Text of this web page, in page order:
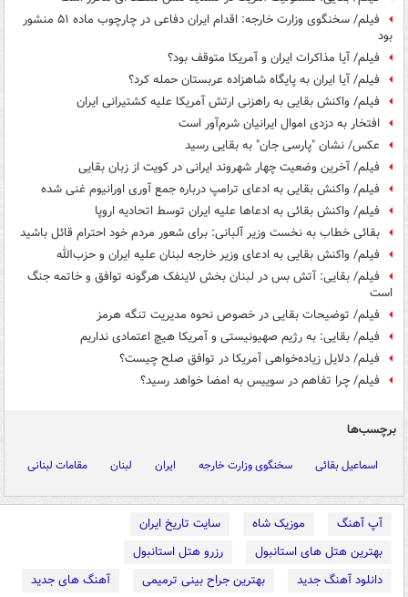
فیلم/ سخنگوی وزارت خارجه: اقدام ایران دفاعی در چارچوب ماده ۵۱ منشور
بود
فیلم/ آیا مذاکرات ایران و آمریکا متوقف بود؟
فیلم/ آیا ایران به پایگاه شاهزاده عربستان حمله کرد؟
فیلم/ واکنش بقایی به راهزنی ارتش آمریکا علیه کشتیرانی ایران
افتخار به دزدی اموال ایرانیان شرم‌آور است
عکس/ نشان "پارسی جان" به بقایی رسید
فیلم/ آخرین وضعیت چهار شهروند ایرانی در کویت از زبان بقایی
فیلم/ واکنش بقایی به ادعای ترامپ درباره جمع آوری اورانیوم غنی شده
فیلم/ واکنش بقائی به ادعاها علیه ایران توسط اتحادیه اروپا
بقائی خطاب به نخست وزیر آلبانی: برای شعور مردم خود احترام قائل باشید
فیلم/ واکنش بقایی به ادعای وزیر خارجه لبنان علیه ایران و حزب‌الله
فیلم/ بقایی: آتش بس در لبنان بخش لاینفک هرگونه توافق و خاتمه جنگ
است
فیلم/ توضیحات بقایی در خصوص نحوه مدیریت تنگه هرمز
فیلم/ بقایی: به رژیم صهیونیستی و آمریکا هیچ اعتمادی نداریم
فیلم/ دلایل زیاده‌خواهی آمریکا در توافق صلح چیست؟
فیلم/ چرا تفاهم در سوییس به امضا خواهد رسید؟
برچسب‌ها
اسماعیل بقائی سخنگوی وزارت خارجه ایران لبنان مقامات لبنانی
آپ آهنگ موزیک شاه
سایت تاریخ ایران
بهترین هتل های استانبول
رزرو هتل استانبول
دانلود آهنگ جدید
بهترین جراح بینی ترمیمی
آهنگ های جدید